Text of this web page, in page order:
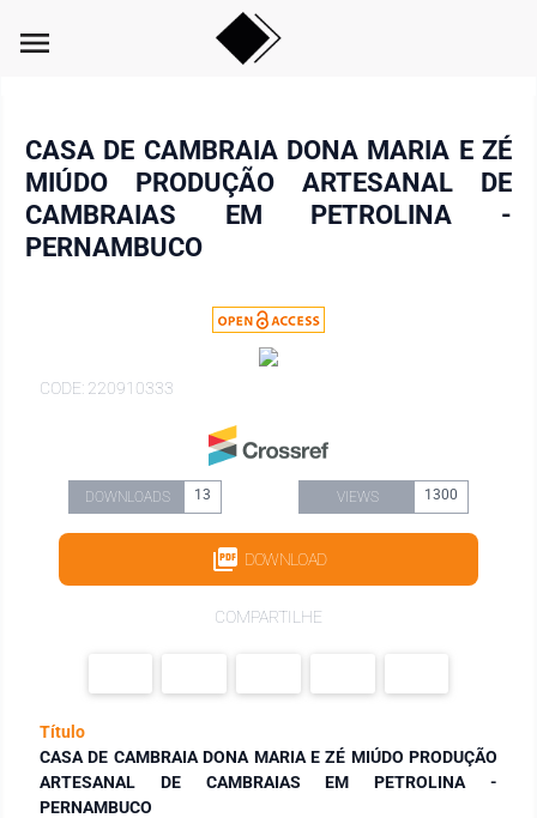
menu
CASA DE CAMBRAIA DONA MARIA E ZÉ
MIÚDO PRODUÇÃO ARTESANAL DE
CAMBRAIAS EM PETROLINA -
PERNAMBUCO
CODE: 220910333
DOWNLOADS 13 VIEWS 1300
DOWNLOAD
COMPARTILHE
Título
CASA DE CAMBRAIA DONA MARIA E ZÉ MIÚDO PRODUÇÃO
ARTESANAL DE CAMBRAIAS EM PETROLINA -
PERNAMBUCO